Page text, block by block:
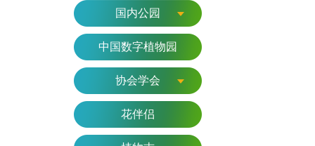
国内公园
中国数字植物园
协会学会
花伴侣